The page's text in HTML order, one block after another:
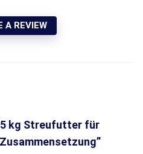
A REVIEW
kg Streufutter für